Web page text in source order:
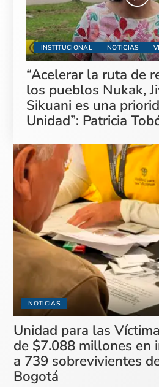
INSTITUCIONAL NOTICIAS
“Acelerar la ruta de
los pueblos Nukak,
Sikuani es una
Unidad”: Patricia
NOTICIAS
Unidad para las
de $7.088 millones en
a 739 sobrevivientes
Bogotá